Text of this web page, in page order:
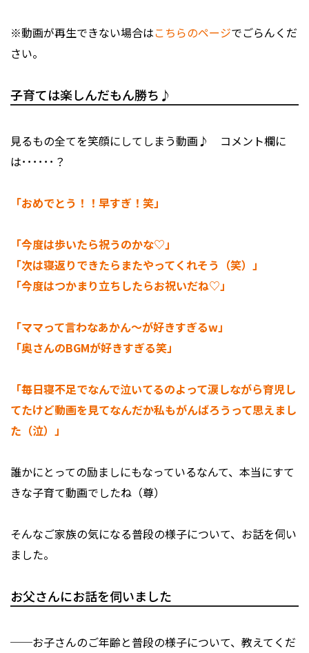
※動画が再生できない場合はこちらのページでごらんくだ
さい。
子育ては楽しんだもん勝ち♪
見るもの全てを笑顔にしてしまう動画♪ コメント欄に
は･･････？
「おめでとう！！早すぎ！笑」
「今度は歩いたら祝うのかな♡」
「次は寝返りできたらまたやってくれそう（笑）」
「今度はつかまり立ちしたらお祝いだね♡」
「ママって言わなあかん～が好きすぎるw」
「奥さんのBGMが好きすぎる笑」
「毎日寝不足でなんで泣いてるのよって涙しながら育児し
てたけど動画を見てなんだか私もがんばろうって思えまし
た（泣）」
誰かにとっての励ましにもなっているなんて、本当にすて
きな子育て動画でしたね（尊）
そんなご家族の気になる普段の様子について、お話を伺い
ました。
お父さんにお話を伺いました
──お子さんのご年齢と普段の様子について、教えてくだ